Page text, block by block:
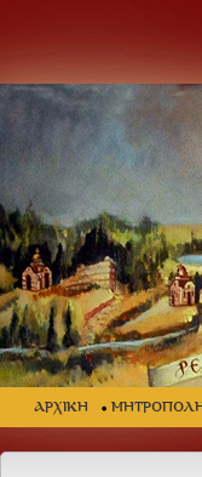
ΑΡΧΙΚΗ